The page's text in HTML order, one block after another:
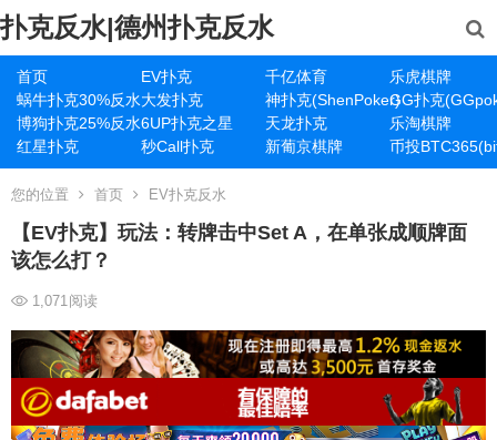
扑克反水|德州扑克反水
首页 EV扑克 千亿体育
乐虎棋牌
蜗牛扑克30%反水大发扑克 神扑克(ShenPoker)GG扑克
博狗扑克25%反水6UP扑克之星 天龙扑克
乐淘棋牌
红星扑克
秒Call扑克 新葡京棋牌 币投
您的位置 首页 EV扑克反水
【EV扑克】玩法：转牌击中Set A，在单张成顺牌面
该怎么打？
1,071阅读